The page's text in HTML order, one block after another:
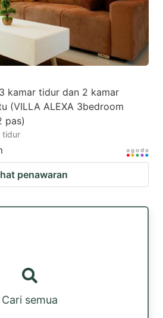
kamar tidur dan 2 kamar
(VILLA ALEXA 3bedroom
pas)
tidur
penawaran
Cari semua